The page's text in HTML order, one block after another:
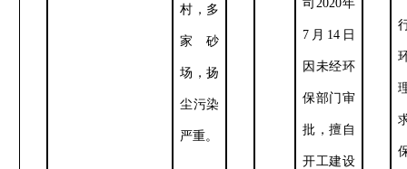
村，多
家砂
场，扬
尘污染
严重。
司 2020年
7 月 14日
因未经环
保部门审
批，擅自
开工建设